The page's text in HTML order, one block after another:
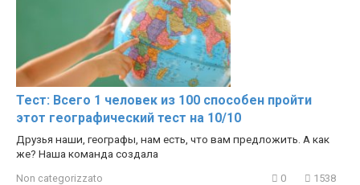
Тест: Всего 1 человек из 100 способен пройти
этот географический тест на 10/10
Друзья наши, географы, нам есть, что вам предложить. А как
же? Наша команда создала
Non categorizzato 0 1538